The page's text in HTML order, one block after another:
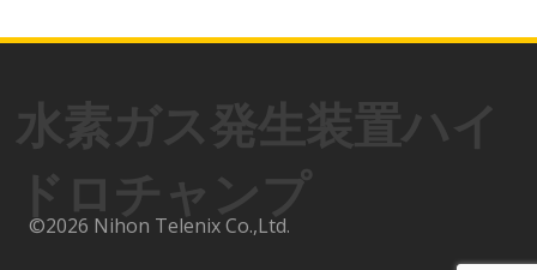
水素ガス発生装置ハイ
ドロチャンプ
©2026 Nihon Telenix Co.,Ltd.